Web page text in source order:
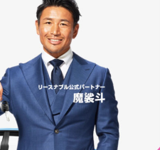
ボ